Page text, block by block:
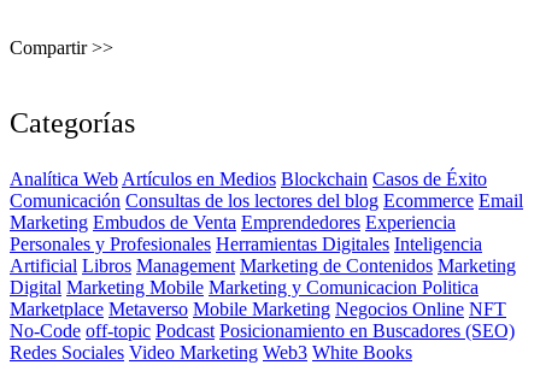
Compartir >>
Categorías
Analítica Web Artículos en Medios Blockchain Casos de Éxito
Comunicación Consultas de los lectores del blog Ecommerce Email
Marketing Embudos de Venta Emprendedores Experiencia
Personales y Profesionales Herramientas Digitales Inteligencia
Artificial Libros Management Marketing de Contenidos Marketing
Digital Marketing Mobile Marketing y Comunicacion Politica
Marketplace Metaverso Mobile Marketing Negocios Online NFT
No-Code off-topic Podcast Posicionamiento en Buscadores (SEO)
Redes Sociales Video Marketing Web3 White Books